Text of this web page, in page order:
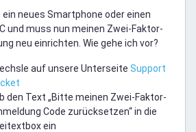
ein neues Smartphone oder einen
und muss nun meinen Zwei-Faktor-
neu einrichten. Wie gehe ich vor?
auf unsere UnterseiteSupport
den Text „Bitte meinen Zwei-Faktor-
Code zurücksetzen“ in die
ein